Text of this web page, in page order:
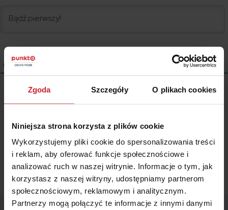
Zgoda Szczegóły O plikach cookies
Niniejsza strona korzysta z plików cookie
Wykorzystujemy pliki cookie do spersonalizowania treści
i reklam, aby oferować funkcje społecznościowe i
analizować ruch w naszej witrynie. Informacje o tym, jak
korzystasz z naszej witryny, udostępniamy partnerom
społecznościowym, reklamowym i analitycznym.
Partnerzy mogą połączyć te informacje z innymi danymi
0 KOMENTARZE
internetowej mają charakter wyłącznie informacyjno-edukacyjny,
stanowiąc wyraz osobistych poglądów ich autora/ów oraz nie nie
powinny stanowić podstawy przy podejmowaniu decyzji
biznesowych, inwestycyjnych, lub podatkowych, za które to decyzje
właściciel strony internetowej ani autorzy nie ponoszą jakiejkolwiek